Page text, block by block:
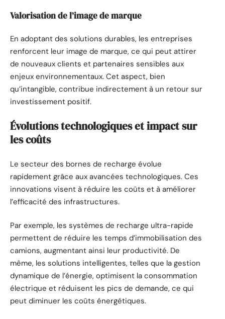
Valorisation de l’image de marque
En adoptant des solutions durables, les entreprises
renforcent leur image de marque, ce qui peut attirer
de nouveaux clients et partenaires sensibles aux
enjeux environnementaux. Cet aspect, bien
qu’intangible, contribue indirectement à un retour sur
investissement positif.
Évolutions technologiques et impact sur
les coûts
Le secteur des bornes de recharge évolue
rapidement grâce aux avancées technologiques. Ces
innovations visent à réduire les coûts et à améliorer
l’efficacité des infrastructures.
Par exemple, les systèmes de recharge ultra-rapide
permettent de réduire les temps d’immobilisation des
camions, augmentant ainsi leur productivité. De
même, les solutions intelligentes, telles que la gestion
dynamique de l’énergie, optimisent la consommation
électrique et réduisent les pics de demande, ce qui
peut diminuer les coûts énergétiques.